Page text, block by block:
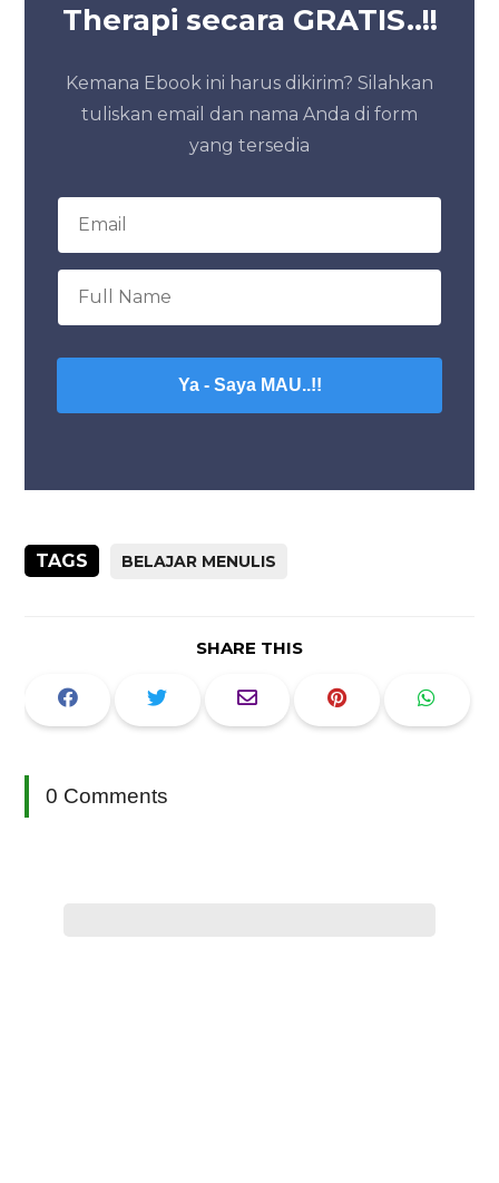
Therapi secara GRATIS..!!
Kemana Ebook ini harus dikirim? Silahkan
tuliskan email dan nama Anda di form
yang tersedia
Ya - Saya MAU..!!
TAGS BELAJAR MENULIS
SHARE THIS
0 Comments